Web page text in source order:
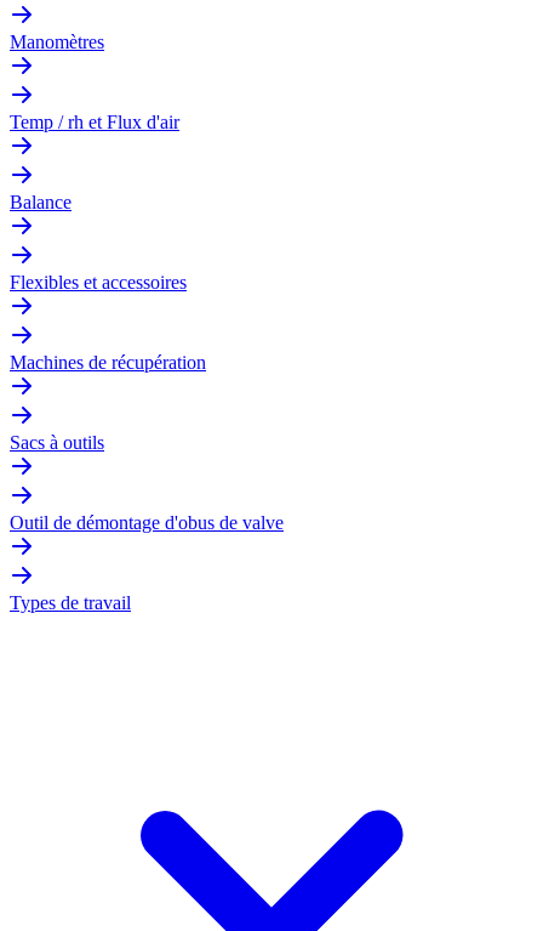
Manomètres
Temp / rh et Flux d'air
Balance
Flexibles et accessoires
Machines de récupération
Sacs à outils
Outil de démontage d'obus de valve
Types de travail